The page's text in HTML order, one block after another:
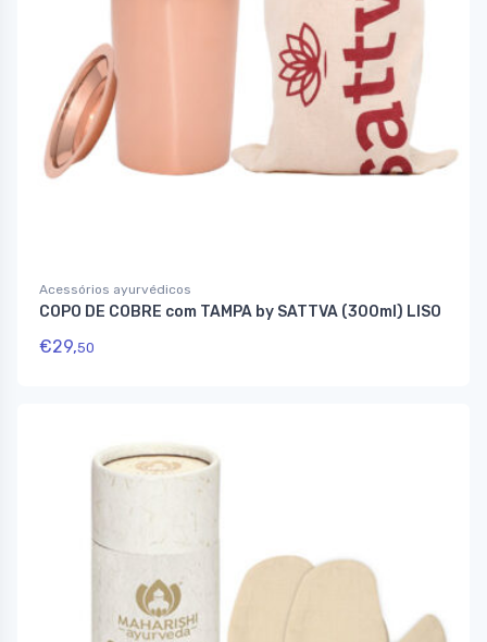
Acessórios ayurvédicos
COPO DE COBRE com TAMPA by SATTVA (300ml) LISO
€29,50